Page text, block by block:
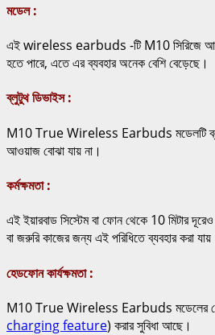
মডেল :
এই wireless earbuds -টি M10 সিরিজে
হতে পারে, এতে এর ব্যবহার অনেক বেশিবেড়েছে।
ব্লুটুথ ডিভাইস :
M10 True Wireless Earbuds মডেলটি ব্লুটুথ
আওয়াজ বোঝা যায় না।
কর্মক্ষমতা :
এই ইয়ারবাড সিস্টেম বা ফোন থেকে 10 মিটার
বা জরুরি কাজের জন্য এই পরিধিতে ব্যবহার করা
হেডফোন কার্যক্ষমতা :
M10 True Wireless Earbuds মডেলের
charging feature) করার সুবিধা আছে।